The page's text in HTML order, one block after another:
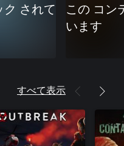
ク されて
この コン
います
すべて表示